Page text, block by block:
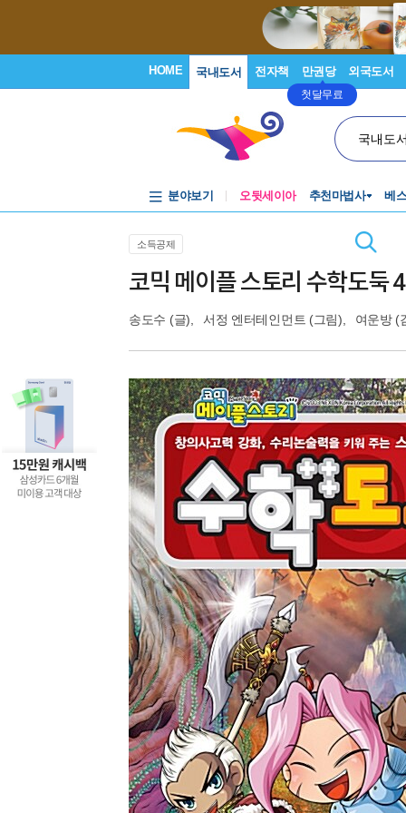
HOME 국내도서 전자책 만권당
첫달무료
외국도서
국내도
분야보기 오뒷세이아 추천마법사 베
소득공제
코믹 메이플 스토리 수학도둑
송도수 (글), 서정 엔터테인먼트 (그림), 여운방(